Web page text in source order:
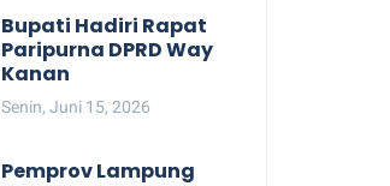
Bupati Hadiri Rapat
Paripurna DPRD Way
Kanan
Senin, Juni 15, 2026
Pemprov Lampung